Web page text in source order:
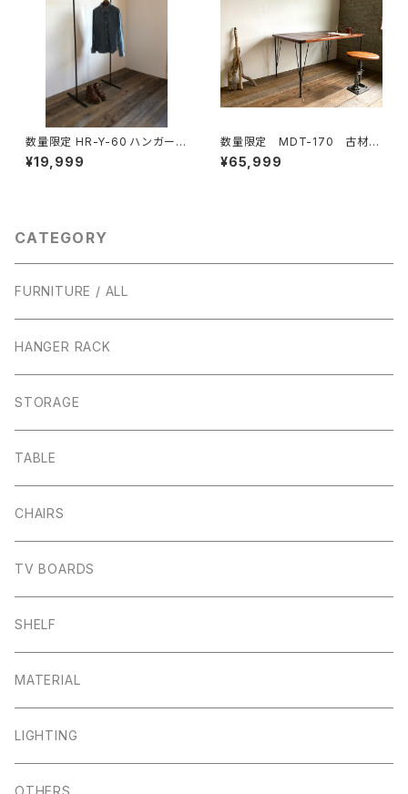
数量限定 HR-Y-60 ハンガーラ
ック アイアン シンプル インダ
ストリアル 収納 ラック ディス
¥19,999
数量限定 MDT-170 古材
ワークデスク カフェテーブ
ル テーブル ダイニングテー
¥65,999
CATEGORY
FURNITURE / ALL
HANGER RACK
STORAGE
TABLE
CHAIRS
TV BOARDS
SHELF
MATERIAL
LIGHTING
OTHERS